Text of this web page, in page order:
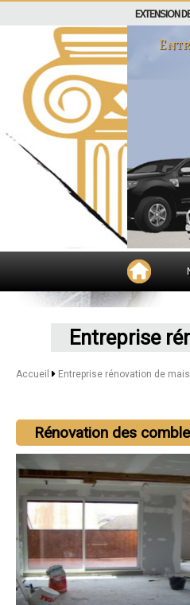
EXTENSION
Entreprise
Accueil Entreprise rénovation de
Rénovation des